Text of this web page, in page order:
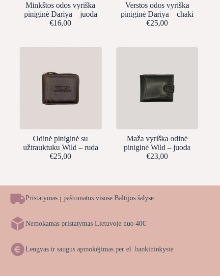
Minkštos odos vyriška
piniginė Dariya – juoda
€16,00
Verstos odos vyriška
piniginė Dariya – chaki
€25,00
Odinė piniginė su
užtrauktuku Wild – ruda
€25,00
Maža vyriška odinė
piniginė Wild – juoda
€23,00
Pristatymas į paštomatus visose Baltijos šalyse
Nemokamas pristatymas Lietuvoje nuo 40€
Lengvas ir saugus apmokėjimas per el. bankininkyste